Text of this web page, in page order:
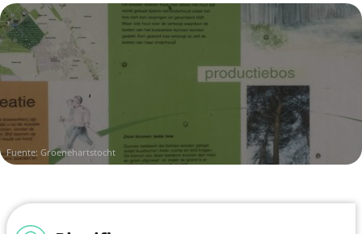
Fuente: Groenehartstocht